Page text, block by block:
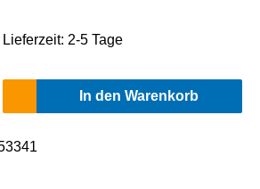
2-5 Tage
Gib den gewünschten
In den Warenkorb